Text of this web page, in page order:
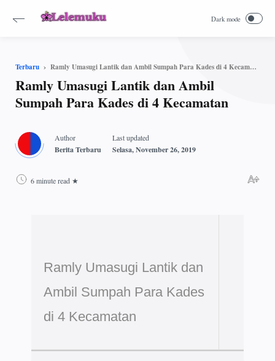
Terbaru Ramly Umasugi Lantik dan Ambil Sumpah Para Kades di 4 Kecamatan
Ramly Umasugi Lantik dan Ambil
Sumpah Para Kades di 4 Kecamatan
6 minute read
Ramly Umasugi Lantik dan
Ambil Sumpah Para Kades
di 4 Kecamatan